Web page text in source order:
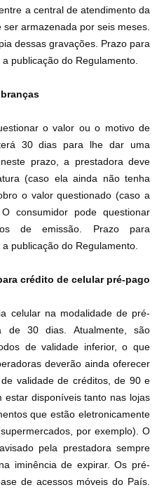
a central de atendimento da
armazenada por seis meses.
dessas gravações. Prazo para
publicação do Regulamento.
o valor ou o motivo de
30 dias para lhe dar uma
prazo, a prestadora deve
(caso ela ainda não tenha
o valor questionado (caso a
consumidor pode questionar
de emissão. Prazo para
publicação do Regulamento.
crédito de celular pré-pago
celular na modalidade de pré-
de 30 dias. Atualmente, são
de validade inferior, o que
deverão ainda oferecer
validade de créditos, de 90 e
estar disponíveis tanto nas lojas
que estão eletronicamente
por exemplo). O
pela prestadora sempre
iminência de expirar. Os pré-
de acessos móveis do País.